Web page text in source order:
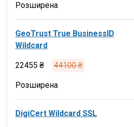
Розширена
GeoTrust True BusinessID
Wildcard
22455 ₴ 44100 ₴
Розширена
DigiCert Wildcard SSL